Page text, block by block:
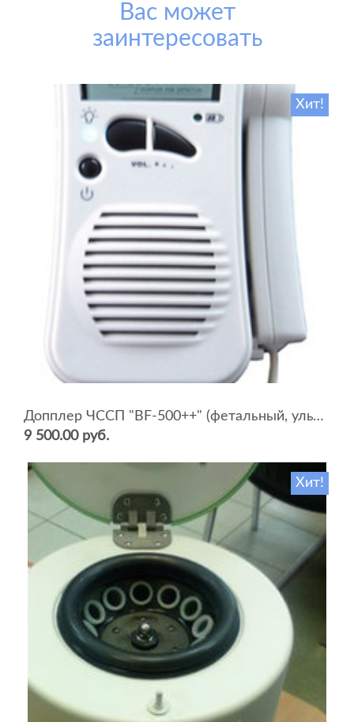
Вас может
заинтересовать
Хит!
Допплер ЧССП "BF-500++" (фетальный, ультразвуковой)
9 500.00 руб.
Хит!